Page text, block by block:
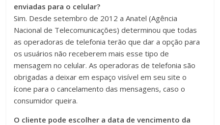
enviadas para o celular?
Sim. Desde setembro de 2012 a Anatel (Agência
Nacional de Telecomunicações) determinou que todas
as operadoras de telefonia terão que dar a opção para
os usuários não receberem mais esse tipo de
mensagem no celular. As operadoras de telefonia são
obrigadas a deixar em espaço visível em seu site o
ícone para o cancelamento das mensagens, caso o
consumidor queira.
O cliente pode escolher a data de vencimento da